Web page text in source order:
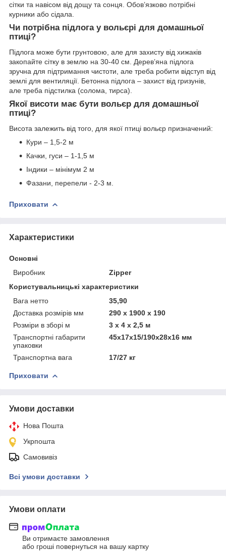
сітки та навісом від дощу та сонця. Обов’язково потрібні
курники або сідала.
Чи потрібна підлога у вольєрі для домашньої
птиці?
Підлога може бути грунтовою, але для захисту від хижаків
закопайте сітку в землю на 30-40 см. Дерев’яна підлога
зручна для підтримання чистоти, але треба робити відступ від
землі для вентиляції. Бетонна підлога – захист від гризунів,
але треба підстилка (солома, тирса).
Якої висоти має бути вольєр для домашньої
птиці?
Висота залежить від того, для якої птиці вольєр призначений:
Кури – 1,5-2 м
Качки, гуси – 1-1,5 м
Індики – мінімум 2 м
Фазани, перепели - 2-3 м.
Приховати
Характеристики
Основні
Виробник
Zipper
Користувальницькі характеристики
Вага нетто
35,90
Доставка розмірів мм
290 х 1900 х 190
Розміри в зборі м
3 х 4 х 2,5 м
Транспортні габарити
упаковки
45х17х15/190x28x16 мм
Транспортна вага 17/27 кг
Приховати
Умови доставки
Нова Пошта
Укрпошта
Самовивіз
Всі умови доставки
Умови оплати
Ви отримаєте замовлення
або гроші повернуться на вашу картку